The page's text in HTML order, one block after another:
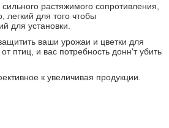
растяжимого сопротивления,
легкий для того чтобы
для установки.
ваши урожаи и цветки для
птиц, и вас потребность донн'т убить
к увеличивая продукции.